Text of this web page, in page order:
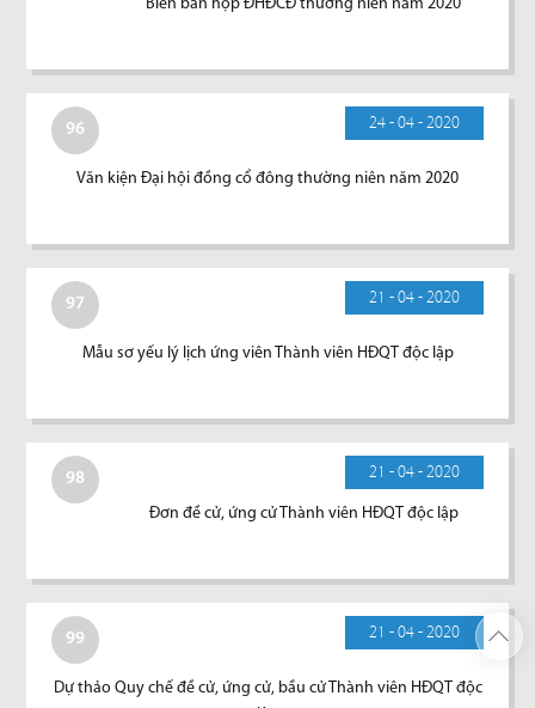
Biên bản họp ĐHĐCĐ thường niên năm 2020
96 24 - 04 - 2020
Văn kiện Đại hội đồng cổ đông thường niên năm 2020
97 21 - 04 - 2020
Mẫu sơ yếu lý lịch ứng viên Thành viên HĐQT độc lập
98 21 - 04 - 2020
Đơn đề cử, ứng cử Thành viên HĐQT độc lập
99 21 - 04 - 2020
Dự thảo Quy chế đề cử, ứng cử, bầu cử Thành viên HĐQT độc